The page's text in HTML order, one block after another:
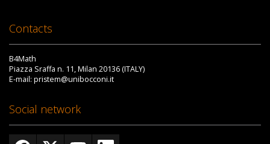
Contacts
B4Math
Piazza Sraffa n. 11, Milan 20136 (ITALY)
E-mail: pristem@unibocconi.it
Social network